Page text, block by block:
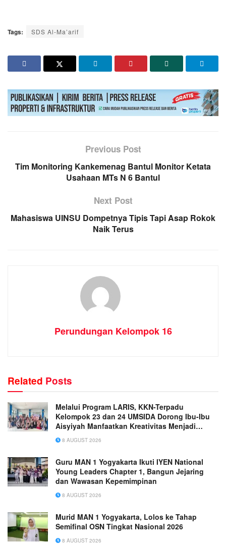
Tags: SDS Al-Ma’arif
Previous Post
Tim Monitoring Kankemenag Bantul Monitor Ketata
Usahaan MTs N 6 Bantul
Next Post
Mahasiswa UINSU Dompetnya Tipis Tapi Asap Rokok
Naik Terus
Perundungan Kelompok 16
Related Posts
Melalui Program LARIS, KKN-Terpadu
Kelompok 23 dan 24 UMSIDA Dorong Ibu-Ibu
Aisyiyah Manfaatkan Kreativitas Menjadi
Peluang Usaha
8 AUGUST 2026
Guru MAN 1 Yogyakarta Ikuti IYEN National
Young Leaders Chapter 1, Bangun Jejaring
dan Wawasan Kepemimpinan
8 AUGUST 2026
Murid MAN 1 Yogyakarta, Lolos ke Tahap
Semifinal OSN Tingkat Nasional 2026
8 AUGUST 2026